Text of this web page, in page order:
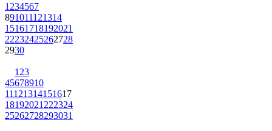
1 234567
891011121314
15161718192021
22232425262728
2930
1 23
45678910
11121314151617
18192021 222324
25262728293031